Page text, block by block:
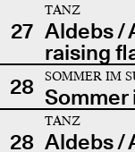
27
TANZ
Aldebs /
raising
28
SOMMER IM
Sommer
28
TANZ
Aldebs /